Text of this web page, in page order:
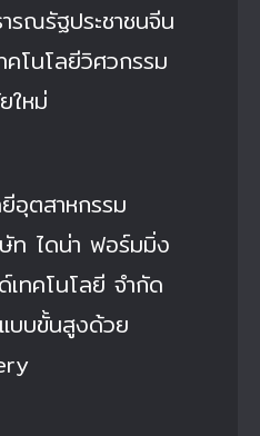
รณรัฐประชาชนจีน
คโนโลยีวิศวกรรม
ใหม่
อุตสาหกรรม
ท ไดน่า ฟอร์มมิ่ง
เทคโนโลยี จำกัด
บบขั้นสูงด้วย